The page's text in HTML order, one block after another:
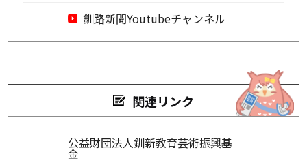
釧路新聞Youtubeチャンネル
関連リンク
公益財団法人釧新教育芸術振興基
金